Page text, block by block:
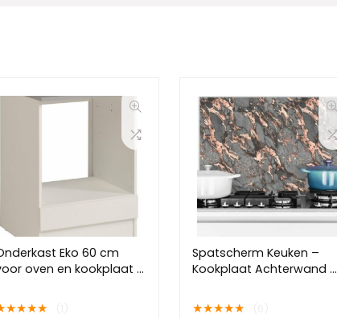
Eko 60 cm
oven en kookplaat –
★★★★
Spatscherm Keuken –
Kookplaat Achterwand –
60×40 cm – Marmer –
★★★★★